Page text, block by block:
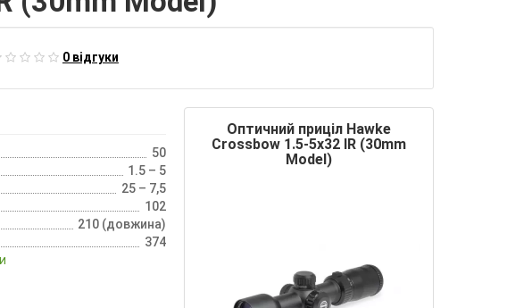
0 відгуки
50
1.5 – 5
25 – 7,5
102
210 (довжина)
374
Оптичний приціл Hawke
Crossbow 1.5-5х32 IR (30mm
Model)